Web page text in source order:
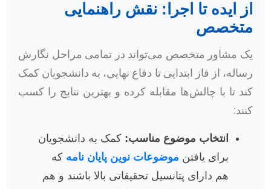
از ایده تا اجرا: نقش راهنمایی
متخصص
یک مشاور متخصص می‌تواند در تمامی مراحل نگارش
رساله، از فاز ابتدایی تا دفاع نهایی، به دانشجویان کمک
کند تا با چالش‌ها مقابله کرده و بهترین نتایج را کسب
کنند:
انتخاب موضوع مناسب: کمک به دانشجویان
برای یافتن موضوعات نوین پایان نامه که
هم دارای پتانسیل تحقیقاتی بالا باشند و هم